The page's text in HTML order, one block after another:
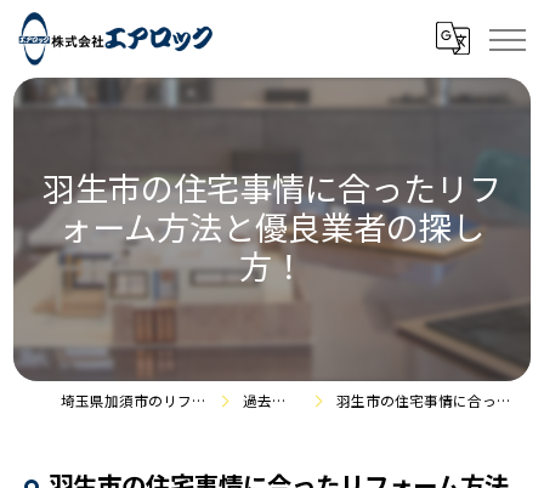
羽生市の住宅事情に合ったリフ
ォーム方法と優良業者の探し
方！
埼玉県加須市のリフォームなら株式会社エアロック 過去のお役立ち情報 羽生市の住宅事情に合ったリフォーム方法と優良業者の探し方！